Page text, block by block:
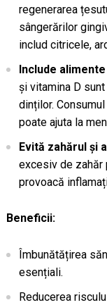
regenerarea
sângerărilor
includ citricele,
Include
și vitamina D
dinților.
poate ajuta la
Evită zahărul și
excesiv de zahăr
provoacă
Beneficii:
Îmbunătățirea
esențiali.
Reducerea